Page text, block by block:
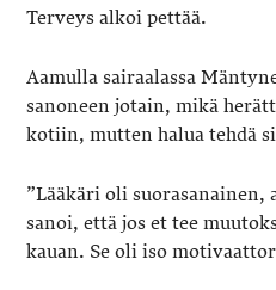
Terveys alkoi pettää.
Aamulla sairaalassa
sanoneen jotain, mikä
kotiin, mutten halua tehdä
”Lääkäri oli suorasanainen,
sanoi, että jos et tee
kauan. Se oli iso